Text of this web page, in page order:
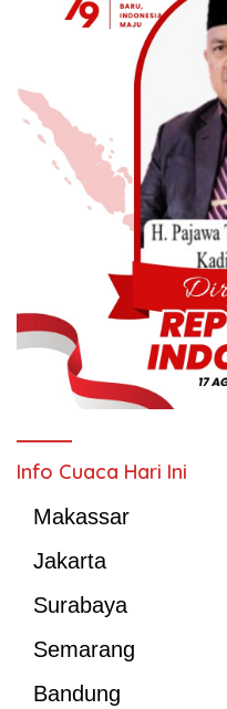
Info Cuaca Hari Ini
Makassar
Jakarta
Surabaya
Semarang
Bandung